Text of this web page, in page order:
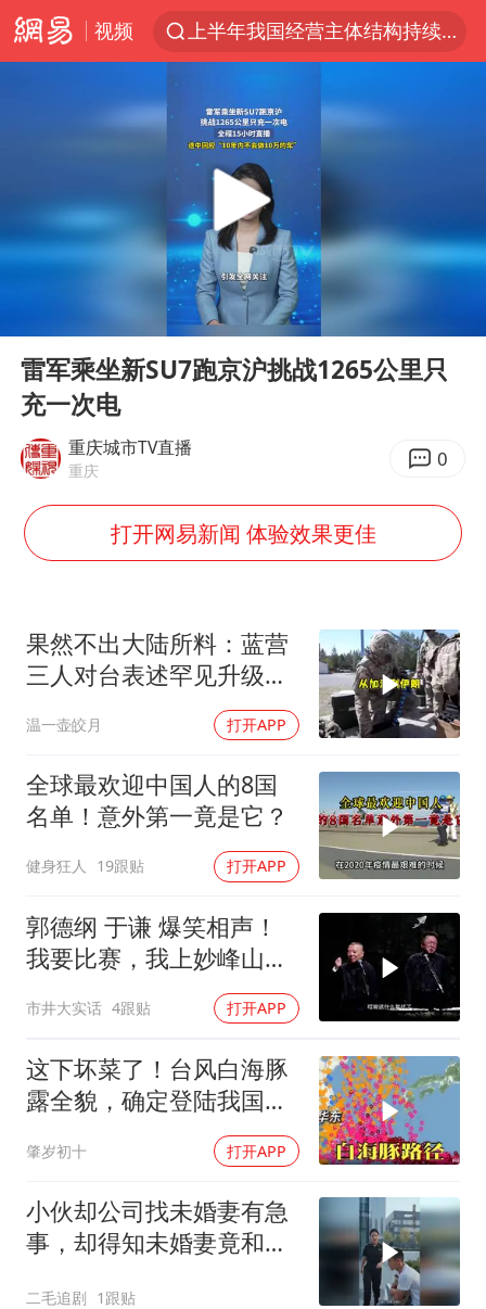
视频
上半年我国经营主体结构持续优化
杭州机场已取消航班388架次
中国籍豪华游艇富商之子在泰国被杀
白海豚北上或致京津冀暴雨
美将每月供乌爱国者拦截导弹
国足U17与阿森纳决赛取消 并列冠军
《龙餐馆》 冲奖
韩军前线部队连曝丑闻
云南一男子胃中取出180颗铁钉
奋力开创中国式现代化建设新局面
Play
雷军乘坐新SU7跑京沪挑战1265公里只
充一次电
重庆城市TV直播
重庆 0
打开网易新闻 体验效果更佳
果然不出大陆所料：蓝营
三人对台表述罕见升级，
温一壶皎月 打开APP
全球最欢迎中国人的8国
名单！意外第一竟是它？
健身狂人 19跟贴 打开APP
郭德纲 于谦 爆笑相声！
我要比赛，我上妙峰山干
嘛去？你去拜一拜冠军老
祖庙
市井大实话 4跟贴 打开APP
这下坏菜了！台风白海豚
露全貌，确定登陆我国沿
肇岁初十 打开APP
小伙却公司找未婚妻有急
事，却得知未婚妻竟和别
二毛追剧 1跟贴